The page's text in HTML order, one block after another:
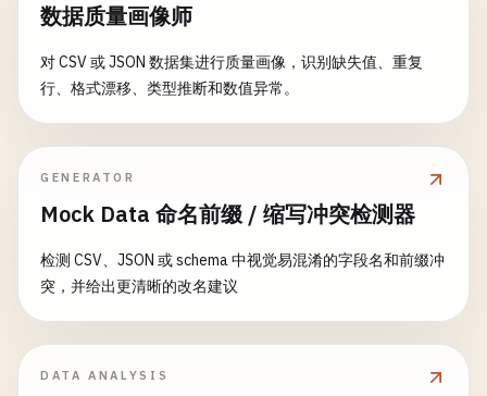
数据质量画像师
对 CSV 或 JSON 数据集进行质量画像，识别缺失值、重复
行、格式漂移、类型推断和数值异常。
GENERATOR
Mock Data 命名前缀 / 缩写冲突检测器
检测 CSV、JSON 或 schema 中视觉易混淆的字段名和前缀冲
突，并给出更清晰的改名建议
DATA ANALYSIS